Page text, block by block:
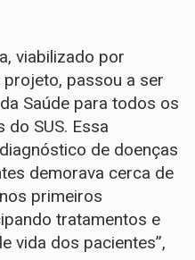
viabilizado por
passou a ser
Saúde para todos os
SUS. Essa
de doenças
demorava cerca de
primeiros
tratamentos e
vida dos pacientes”,